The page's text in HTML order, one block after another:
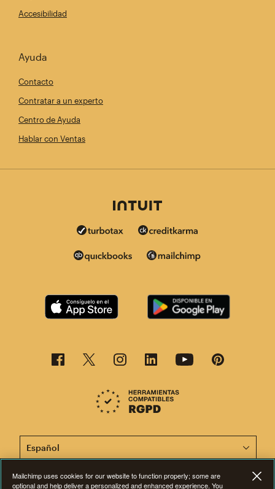
Accesibilidad
Ayuda
Contacto
Contratar a un experto
Centro de Ayuda
Hablar con Ventas
Esta página está disponible en otros idiomas. ¡Elige
Mailchimp uses cookies for our website to function properly; some are
optional and help deliver a personalized and enhanced experience. You